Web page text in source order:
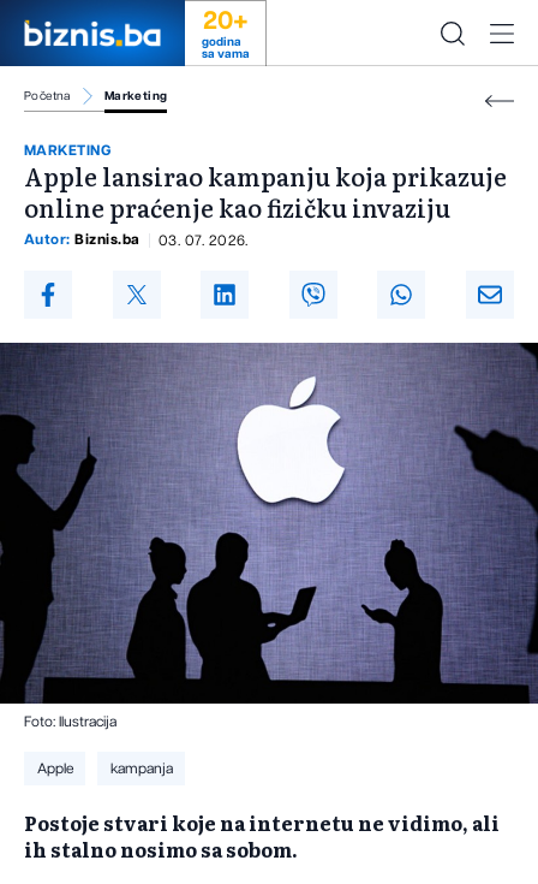
20+
godina
sa vama
Početna Marketing
MARKETING
Apple lansirao kampanju koja prikazuje
online praćenje kao fizičku invaziju
Autor: Biznis.ba 03. 07. 2026.
Foto: Ilustracija
Apple kampanja
Postoje stvari koje na internetu ne vidimo, ali
ih stalno nosimo sa sobom.